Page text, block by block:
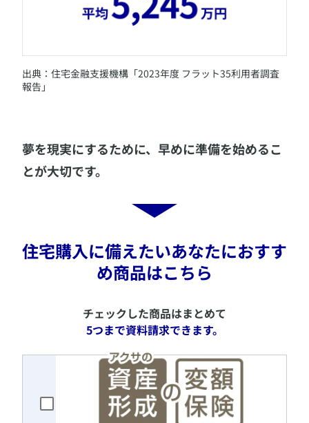
​出典：住宅金融支援機構「2023年度 フラット35利用者調査
報告」
​夢を現実にするために、早めに準備を始めるこ
とが大切です。
​住宅購入に備えたいあなたにおすす
め商品はこちら
​チェックした商品はまとめて
5つまで資料請求できます。